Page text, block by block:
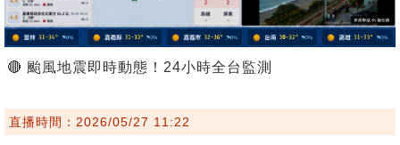
🔴 颱風地震即時動態！24小時全台監測
直播時間：2026/05/27 11:22